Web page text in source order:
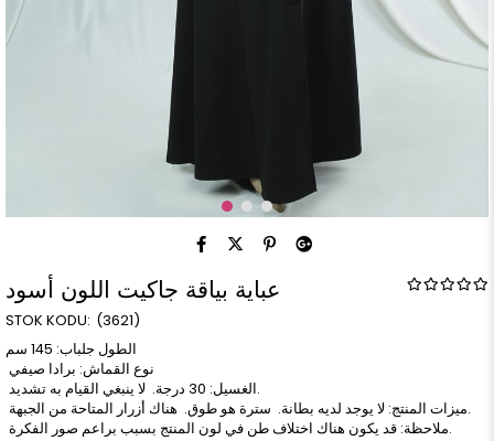
عباية بياقة جاكيت اللون أسود
(3621)
الطول جلباب: 145 سم
نوع القماش: برادا صيفي
الغسيل: 30 درجة. لا ينبغي القيام به تشديد.
ميزات المنتج: لا يوجد لديه بطانة. سترة هو طوق. هناك أزرار المتاحة من الجبهة.
ملاحظة: قد يكون هناك اختلاف طن في لون المنتج بسبب براعم صور الفكرة.